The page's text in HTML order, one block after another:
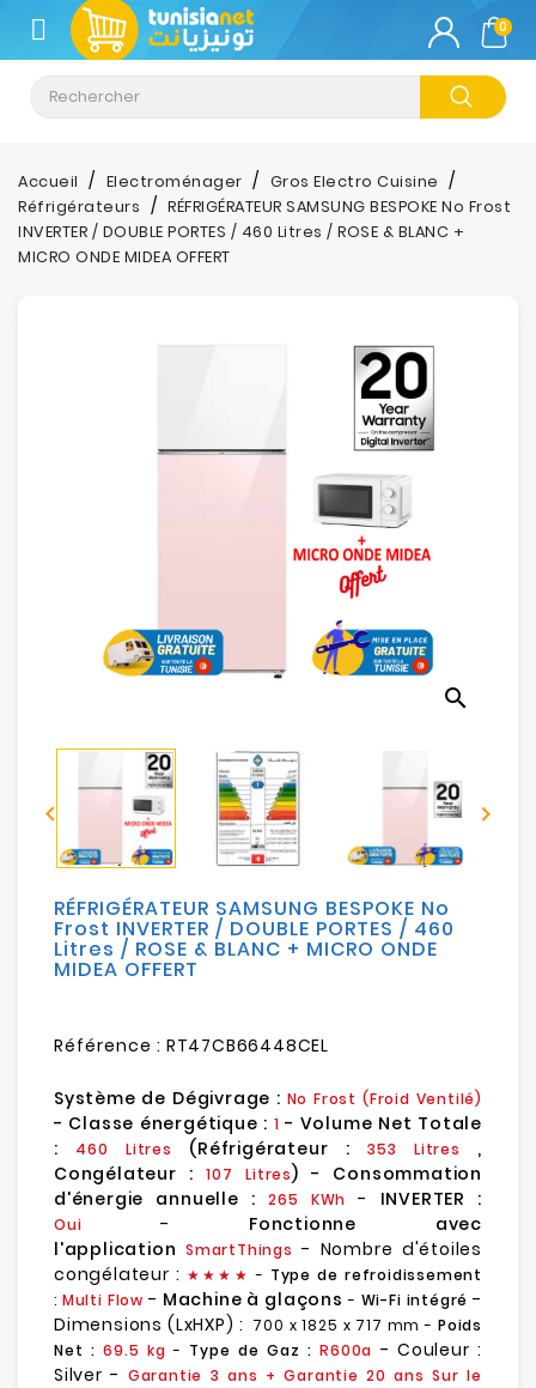
CATÉGORIE
Climatisation
Informatique
Téléphonie
&
Bureautique
Mobilités
Loisirs
0
Accueil Electroménager
Gros Electro Cuisine
Réfrigérateurs
RÉFRIGÉRATEUR SAMSUNG BESPOKE No Frost
INVERTER / DOUBLE PORTES / 460 Litres / ROSE & BLANC +
MICRO ONDE MIDEA OFFERT
search
 
RÉFRIGÉRATEUR SAMSUNG BESPOKE No
Frost INVERTER / DOUBLE PORTES / 460
Litres / ROSE & BLANC + MICRO ONDE
MIDEA OFFERT
Référence : RT47CB66448CEL
Système de Dégivrage : No Frost (Froid Ventilé)
- Classe énergétique : 1 - Volume Net Totale
:
460 Litres (Réfrigérateur :353 Litres
,
Congélateur : 107 Litres) - Consommation
d'énergie annuelle :265 KWh- INVERTER :
Oui- Fonctionne avec
l'application SmartThings - Nombre d'étoiles
congélateur : ★ ★ ★★ - Type de refroidissement
: Multi Flow - Machine à glaçons - Wi-Fi intégré -
Dimensions (LxHXP) : 700 x 1825 x 717 mm -Poids
Net : 69.5 kg - Type de Gaz : R600a - Couleur :
Silver - Garantie 3 ans + Garantie 20 ans Sur le